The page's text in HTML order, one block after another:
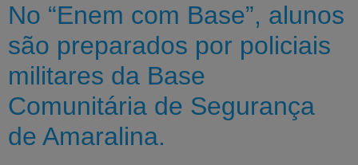
No “Enem com Base”, alunos
são preparados por policiais
militares da Base
Comunitária de Segurança
de Amaralina.